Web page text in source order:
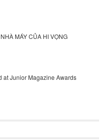
MÁY CỦA HI VỌNG
at Junior Magazine Awards